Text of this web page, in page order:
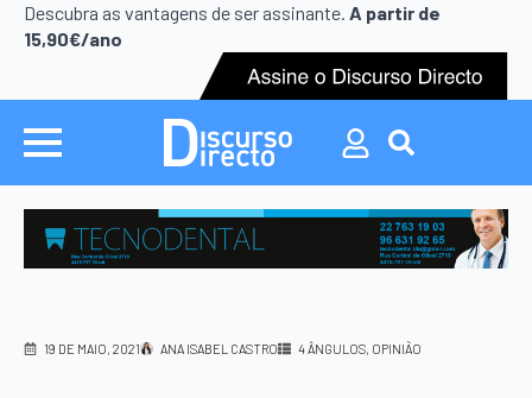
Descubra as vantagens de ser assinante. A partir de
15,90€/ano
Search
for:
Search
19 DE MAIO, 2021 ANA ISABEL CASTRO 4 ÂNGULOS OPINIÃO